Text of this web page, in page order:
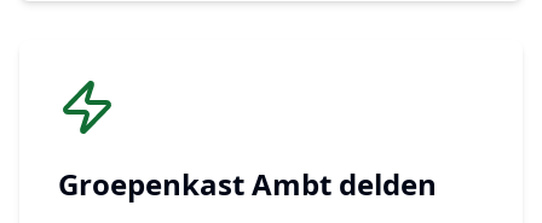
GroepenkastAmbt delden